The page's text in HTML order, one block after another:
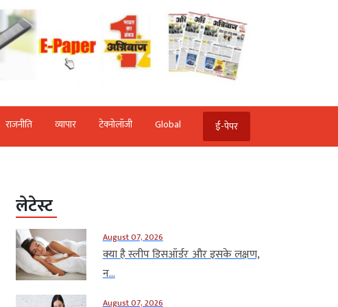
राजनीति व्‍यापार टेक्‍नोलॉजी Global ई-पेपर
लेटेस्ट
August 07, 2026
क्या है स्लीप डिसऑर्डर और इसके लक्षण,
न...
August 07, 2026